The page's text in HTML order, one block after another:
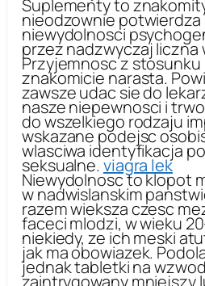
Suplementy to
nieodzownie potwierdza
niewydolnosci
przez nadzwyczaj liczna
Przyjemnosc z
znakomicie narasta.
zawsze udac sie do
nasze niepewnosci i
do wszelkiego rodzaju
wskazane podejsc
wlasciwa identyfikacja
seksualne. viagra lek
Niewydolnosc to klopot
w nadwislanskim
razem wieksza czesc
faceci mlodzi, w wieku
niekiedy, ze ich meski
jak ma obowiazek.
jednak tabletki na
zaintrygowany mniejszy